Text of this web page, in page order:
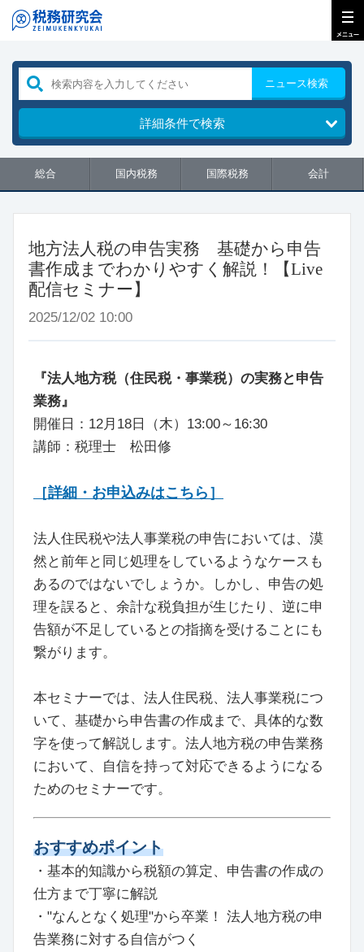
ニュース検索
詳細条件で検索
総合 国内税務 国際税務 会計
地方法人税の申告実務 基礎から申告
書作成までわかりやすく解説！【Live
配信セミナー】
2025/12/02 10:00
『法人地方税（住民税・事業税）の実務と申告
業務』
開催日：12月18日（木）13:00～16:30
講師：税理士 松田修
［詳細・お申込みはこちら］
法人住民税や法人事業税の申告においては、漠
然と前年と同じ処理をしているようなケースも
あるのではないでしょうか。しかし、申告の処
理を誤ると、余計な税負担が生じたり、逆に申
告額が不足しているとの指摘を受けることにも
繋がります。
本セミナーでは、法人住民税、法人事業税につ
いて、基礎から申告書の作成まで、具体的な数
字を使って解説します。法人地方税の申告業務
において、自信を持って対応できるようになる
ためのセミナーです。
おすすめポイント
・基本的知識から税額の算定、申告書の作成の
仕方まで丁寧に解説
・"なんとなく処理"から卒業！ 法人地方税の申
告業務に対する自信がつく